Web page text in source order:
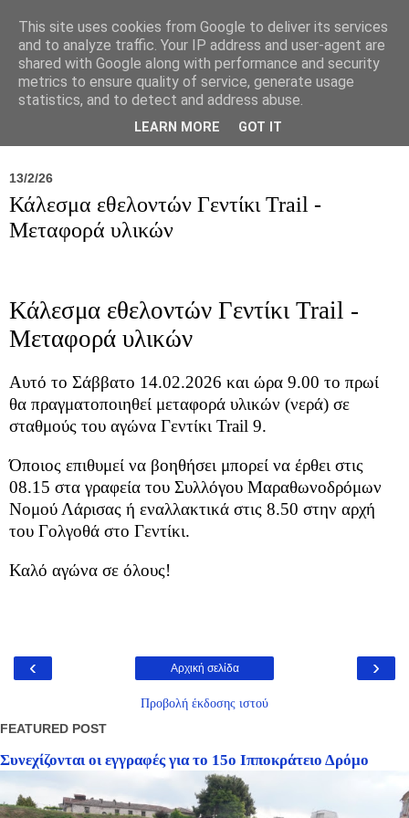
Σύλλογος Ιπποκράτειος
13/2/26
Κάλεσμα εθελοντών Γεντίκι Trail -
Μεταφορά υλικών
Κάλεσμα εθελοντών Γεντίκι Trail -
Μεταφορά υλικών
Αυτό το Σάββατο 14.02.2026 και ώρα 9.00 το πρωί
θα πραγματοποιηθεί μεταφορά υλικών (νερά) σε
σταθμούς του αγώνα Γεντίκι Trail 9.
Όποιος επιθυμεί να βοηθήσει μπορεί να έρθει στις
08.15 στα γραφεία του Συλλόγου Μαραθωνοδρόμων
Νομού Λάρισας ή εναλλακτικά στις 8.50 στην αρχή
του Γολγοθά στο Γεντίκι.
Καλό αγώνα σε όλους!
‹ ›
Αρχική σελίδα
Προβολή έκδοσης ιστού
FEATURED POST
Συνεχίζονται οι εγγραφές για το 15ο Ιπποκράτειο Δρόμο
This site uses cookies from Google to deliver its services
and to analyze traffic. Your IP address and user-agent are
shared with Google along with performance and security
metrics to ensure quality of service, generate usage
statistics, and to detect and address abuse.
LEARN MORE GOT IT